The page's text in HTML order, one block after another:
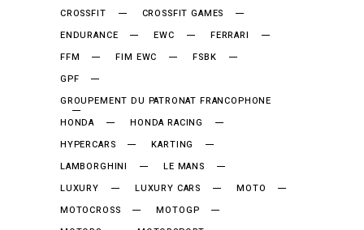
CROSSFIT
CROSSFIT GAMES
ENDURANCE
EWC
FERRARI
FFM
FIM EWC
FSBK
GPF
GROUPEMENT DU PATRONAT FRANCOPHONE
HONDA
HONDA RACING
HYPERCARS
KARTING
LAMBORGHINI
LE MANS
LUXURY
LUXURY CARS
MOTO
MOTOCROSS
MOTOGP